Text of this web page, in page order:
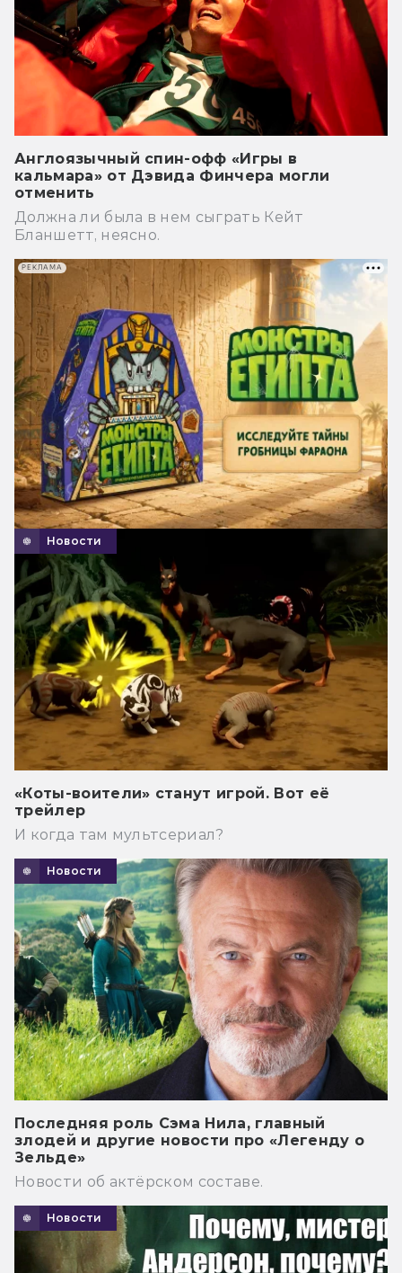
Англоязычный спин-офф «Игры в
кальмара» от Дэвида Финчера могли
отменить
Должна ли была в нем сыграть Кейт
Бланшетт, неясно.
Новости
«Коты-воители» станут игрой. Вот её
трейлер
И когда там мультсериал?
Новости
Последняя роль Сэма Нила, главный
злодей и другие новости про «Легенду о
Зельде»
Новости об актёрском составе.
Новости
РЕКЛАМА